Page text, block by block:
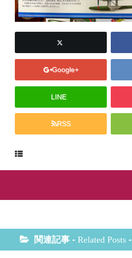
Google+
LINE
RSS
関連記事 - Related Posts -